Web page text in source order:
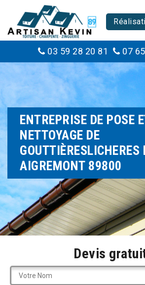
03 59 28 20 81 07
ENTREPRISE DE POSE
NETTOYAGE DE
GOUTTIÈRESLICHERES
AIGREMONT 89800
Devis